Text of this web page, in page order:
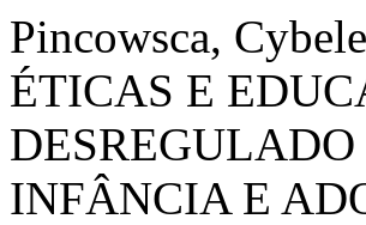
Pincowsca,
ÉTICAS E
INFÂNCIA E